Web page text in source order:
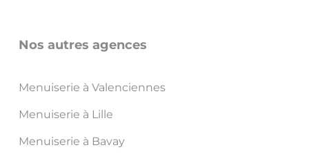
Nos autres agences
Menuiserie à Valenciennes
Menuiserie à Lille
Menuiserie à Bavay